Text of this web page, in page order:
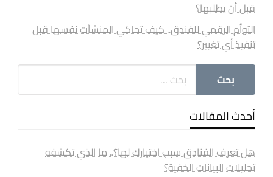
قبل أن يطلبها؟
التوأم الرقمي للفندق.. كيف تحاكي المنشآت نفسها قبل
تنفيذ أي تغيير؟
أحدث المقالات
هل تعرف الفنادق سبب اختيارك لها؟.. ما الذي تكشفه
تحليلات البيانات الخفية؟